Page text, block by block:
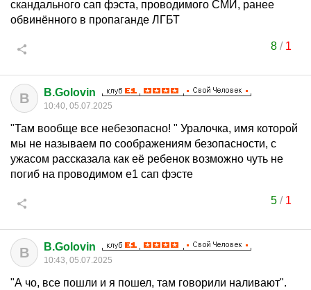
скандального сап фэста, проводимого СМИ, ранее
обвинённого в пропаганде ЛГБТ
8/ 1
B B.Golovin
10:40, 05.07.2025
"Там вообще все небезопасно! " Уралочка, имя которой
мы не называем по соображениям безопасности, с
ужасом рассказала как её ребенок возможно чуть не
погиб на проводимом е1 сап фэсте
5/ 1
B B.Golovin
10:43, 05.07.2025
"А чо, все пошли и я пошел, там говорили наливают".